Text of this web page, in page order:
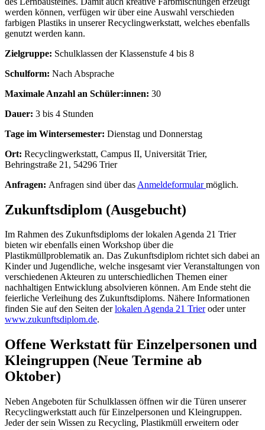
werden können, verfügen wir über eine Auswahl verschieden
farbigen Plastiks in unserer Recyclingwerkstatt, welches ebenfalls
genutzt werden kann.
Zielgruppe: Schulklassen der Klassenstufe 4 bis 8
Schulform: Nach Absprache
Maximale Anzahl an Schüler:innen: 30
Dauer: 3 bis 4 Stunden
Tage im Wintersemester: Dienstag und Donnerstag
Ort: Recyclingwerkstatt, Campus II, Universität Trier,
Behringstraße 21, 54296 Trier
Anfragen: Anfragen sind über das Anmeldeformularmöglich.
Zukunftsdiplom (Ausgebucht)
Im Rahmen des Zukunftsdiploms der lokalen Agenda 21 Trier
bieten wir ebenfalls einen Workshop über die
Plastikmüllproblematik an. Das Zukunftsdiplom richtet sich dabei an
Kinder und Jugendliche, welche insgesamt vier Veranstaltungen von
verschiedenen Akteuren zu unterschiedlichen Themen einer
nachhaltigen Entwicklung absolvieren können. Am Ende steht die
feierliche Verleihung des Zukunftsdiploms. Nähere Informationen
finden Sie auf den Seiten derlokalen Agenda 21 Trieroder unter
www.zukunftsdiplom.de.
Offene Werkstatt für Einzelpersonen und
Kleingruppen (Neue Termine ab
Oktober)
Neben Angeboten für Schulklassen öffnen wir die Türen unserer
Recyclingwerkstatt auch für Einzelpersonen und Kleingruppen.
Jeder der sein Wissen zu Recycling, Plastikmüll erweitern oder